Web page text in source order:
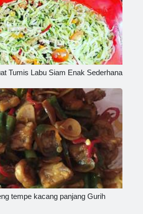
Tumis Labu Siam Enak Sederhana
tempe kacang panjang Gurih